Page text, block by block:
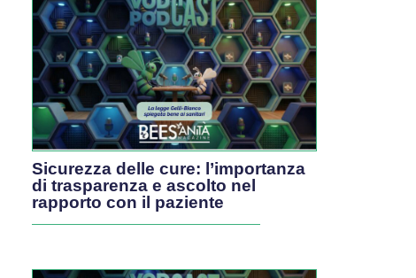
Sicurezza delle cure: l’importanza
di trasparenza e ascolto nel
rapporto con il paziente